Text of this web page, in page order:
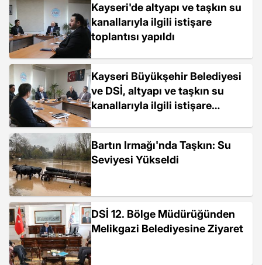
Kayseri'de altyapı ve taşkın su
kanallarıyla ilgili istişare
toplantısı yapıldı
Kayseri Büyükşehir Belediyesi
ve DSİ, altyapı ve taşkın su
kanallarıyla ilgili istişare
Bartın Irmağı'nda Taşkın: Su
Seviyesi Yükseldi
DSİ 12. Bölge Müdürüğünden
Melikgazi Belediyesine Ziyaret